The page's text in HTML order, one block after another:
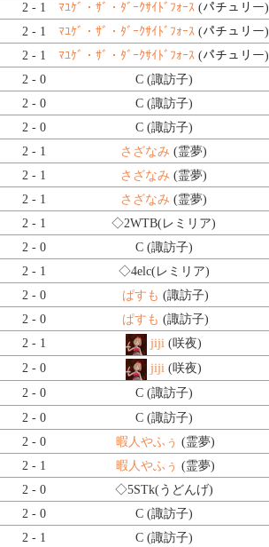
2 - 1 ﾏﾕｹﾞ・ｻﾞ・ﾀﾞｰｸｻｲﾄﾞﾌｫｰｽ (パチュリー)
2 - 1 ﾏﾕｹﾞ・ｻﾞ・ﾀﾞｰｸｻｲﾄﾞﾌｫｰｽ (パチュリー)
2 - 1 ﾏﾕｹﾞ・ｻﾞ・ﾀﾞｰｸｻｲﾄﾞﾌｫｰｽ (パチュリー)
2 - 0 C (諏訪子)
2 - 0 C (諏訪子)
2 - 0 C (諏訪子)
2 - 1 さざなみ (霊夢)
2 - 1 さざなみ (霊夢)
2 - 1 さざなみ (霊夢)
2 - 1 ◇2WTB(レミリア)
2 - 0 C (諏訪子)
2 - 1 ◇4elc(レミリア)
2 - 0 ぱすも (諏訪子)
2 - 0 ぱすも (諏訪子)
2 - 1 jiji (咲夜)
2 - 0 jiji (咲夜)
2 - 0 C (諏訪子)
2 - 0 C (諏訪子)
2 - 0 暇人やふぅ (霊夢)
2 - 1 暇人やふぅ (霊夢)
2 - 0 ◇5STk(うどんげ)
2 - 0 C (諏訪子)
2 - 1 C (諏訪子)